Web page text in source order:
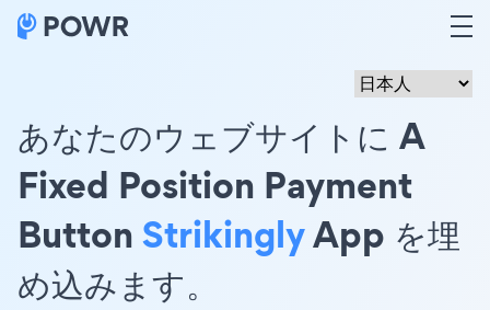
あなたのウェブサイトに A
Fixed Position Payment
ButtonStrikinglyApp を埋
め込みます。